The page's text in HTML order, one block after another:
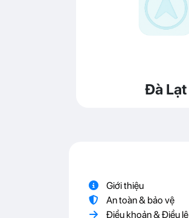
Đà Lạt
Giới thiệu
An toàn & bảo vệ
Điều khoản & Điều lệ